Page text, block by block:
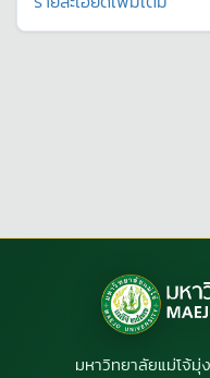
มหาวิทยาลัยแม่โจ้มุ่